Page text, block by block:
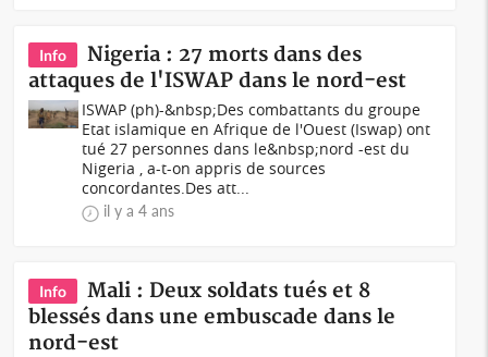
Info
Nigeria : 27 morts dans des
attaques de l'ISWAP dans le nord-est
ISWAP (ph)-&nbsp;Des combattants du groupe
Etat islamique en Afrique de l'Ouest (Iswap) ont
tué 27 personnes dans le&nbsp;nord -est du
Nigeria , a-t-on appris de sources
concordantes.Des att...
il y a 4 ans
Info
Mali : Deux soldats tués et 8
blessés dans une embuscade dans le
nord-est